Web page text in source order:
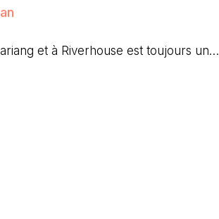
et à Riverhouse est toujours un…